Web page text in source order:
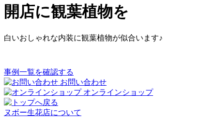
開店に観葉植物を
白いおしゃれな内装に観葉植物が似合います♪
事例一覧を確認する
お問い合わせ
オンラインショップ
ヌボー生花店について